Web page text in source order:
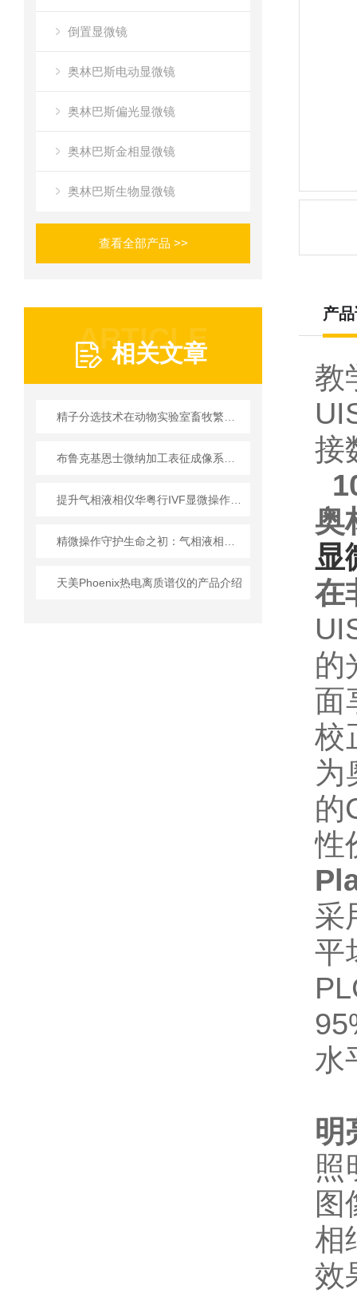
倒置显微镜
奥林巴斯电动显微镜
奥林巴斯偏光显微镜
奥林巴斯金相显微镜
奥林巴斯生物显微镜
查看全部产品 >>
ARTICLE
相关文章
天美Phoenix热电离质谱仪的产品介绍
产
教
接
奥
显
在
的
面
校
为
的
性
采
平
水
明
照
图
相
效